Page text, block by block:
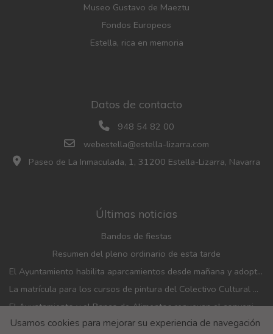
Museo Gustavo de Maeztu
Fondos Europeos
Estella, rica en memoria
Datos de contacto
948 54 82 00
webestella@estella-lizarra.com
Paseo de La Inmaculada, 1, 31200 Estella-Lizarra, Navarra
Últimas noticias
Bandos de fiestas
Resumen del pleno ordinario de esta tarde
El Ayuntamiento habilita aparcamientos desde mañana y adopta medidas de movilidad con motivo de las fiestas patronales
La matrícula para los cursos de pintura del Colectivo Cultural Almudí se abrirá del 1 al 4 de septiembre
El Ayuntamiento y el Banco de Alimentos renuevan el convenio de financiación de la entidad
El Ayuntamiento entrega los pañuelicos rojos de fiestas a los bebés nacidos en 2025
Usamos cookies para mejorar su experiencia de navegación